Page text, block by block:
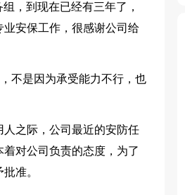
，到现在已经有三年了，
安保工作，很感谢公司给
不是因为承受能力不行，也
之际，公司最近的安防任
对公司负责的态度，为了
准。